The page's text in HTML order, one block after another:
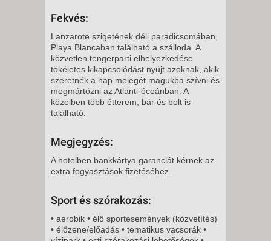
5 NAP / 4 ÉJSZAKA
2027. JANUÁR 25., HÉTFŐ -
11 NAP / 10 ÉJSZAKA
2027. JANUÁR 25., HÉTFŐ -
8 NAP / 7 ÉJSZAKA
CSÜTÖRTÖK -
2027. JANUÁR 28.,
5 NAP / 4 ÉJSZAKA
2027. FEBRUÁR 01., HÉTFŐ -
8 NAP / 7 ÉJSZAKA
Fekvés:
Lanzarote szigetének déli paradicsomában,
Playa Blancaban található a szálloda. A
közvetlen tengerparti elhelyezkedése
tökéletes kikapcsolódást nyújt azoknak, akik
szeretnék a nap melegét magukba szívni és
megmártózni az Atlanti-óceánban. A
közelben több étterem, bár és bolt is
található.
Megjegyzés:
A hotelben bankkártya garanciát kérnek az
extra fogyasztások fizetéséhez.
Sport és szórakozás:
• aerobik • élő sportesemények (közvetítés)
• élőzene/előadás • tematikus vacsorák •